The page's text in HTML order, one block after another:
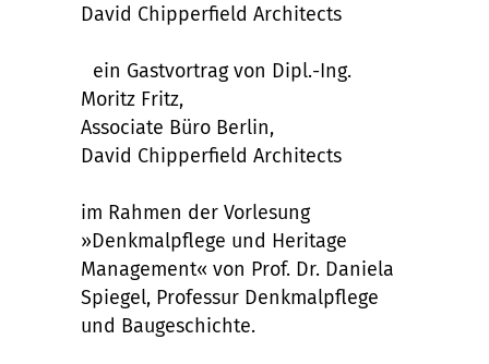
David Chipperfield Architects
ein Gastvortrag von Dipl.-Ing.
Moritz Fritz,
Associate Büro Berlin,
David Chipperfield Architects
im Rahmen der Vorlesung
»Denkmalpflege und Heritage
Management« von Prof. Dr. Daniela
Spiegel, Professur Denkmalpflege
und Baugeschichte.